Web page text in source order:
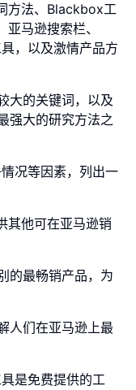
方法、Blackbox工
马逊搜索栏、
，以及激情产品方
大的关键词，以及
强大的研究方法之
况等因素，列出一
其他可在亚马逊销
的最畅销产品，为
人们在亚马逊上最
是免费提供的工